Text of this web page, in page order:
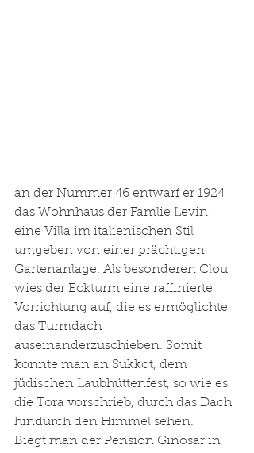
an der Nummer 46 entwarf er 1924
das Wohnhaus der Famlie Levin:
eine Villa im italienischen Stil
umgeben von einer prächtigen
Gartenanlage. Als besonderen Clou
wies der Eckturm eine raffinierte
Vorrichtung auf, die es ermöglichte
das Turmdach
auseinanderzuschieben. Somit
konnte man an Sukkot, dem
jüdischen Laubhüttenfest, so wie es
die Tora vorschrieb, durch das Dach
hindurch den Himmel sehen.
Biegt man der Pension Ginosar in